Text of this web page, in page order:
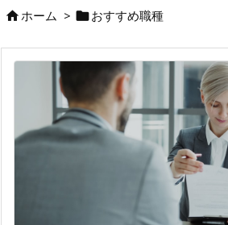
ホーム > おすすめ職種